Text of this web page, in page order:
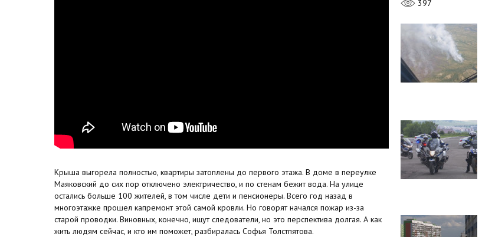
Крыша выгорела полностью, квартиры затоплены до первого этажа. В доме в переулке
Маяковский до сих пор отключено электричество, и по стенам бежит вода. На улице
остались больше 100 жителей, в том числе дети и пенсионеры. Всего год назад в
многоэтажке прошел капремонт этой самой кровли. Но говорят начался пожар из-за
старой проводки. Виновных, конечно, ищут следователи, но это перспектива долгая. А как
жить людям сейчас, и кто им поможет, разбиралась Софья Толстпятова.
397